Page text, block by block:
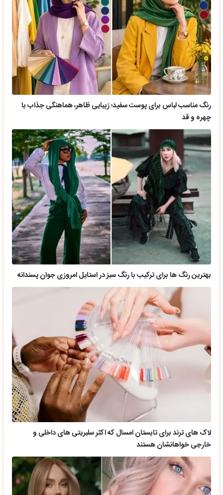
رنگ مناسب لباس برای پوست سفید؛ زیبایی ظاهر، هماهنگی جذاب با
چهره و قد
بهترین رنگ ها برای ترکیب با رنگ سبز در استایل امروزی جوان پسندانه
لاک های ترند برای تابستان امسال که اکثر سلبریتی های داخلی و
خارجی خواهانشان هستند